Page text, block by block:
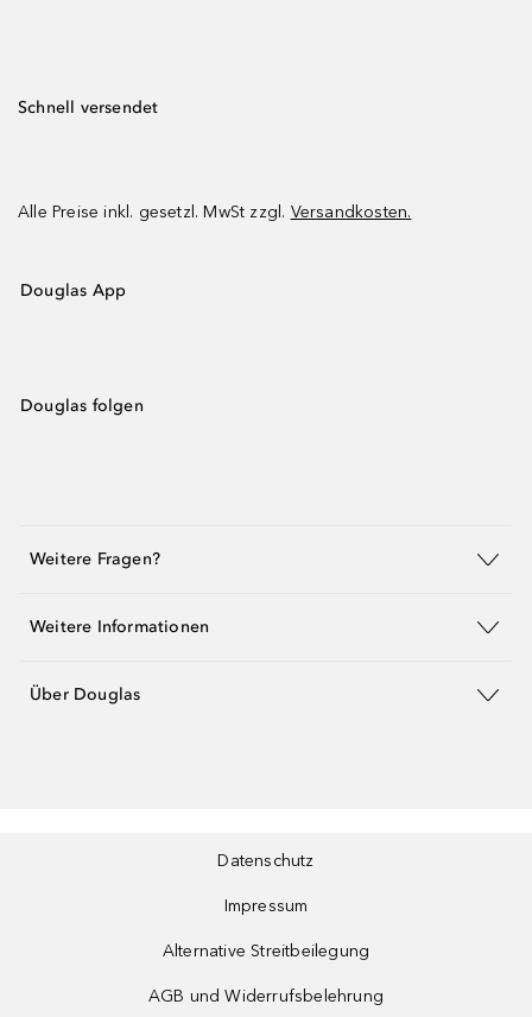
Schnell versendet
Alle Preise inkl. gesetzl. MwSt zzgl. Versandkosten.
Douglas App
Douglas folgen
Weitere Fragen?
Weitere Informationen
Über Douglas
Datenschutz
Impressum
Alternative Streitbeilegung
AGB und Widerrufsbelehrung